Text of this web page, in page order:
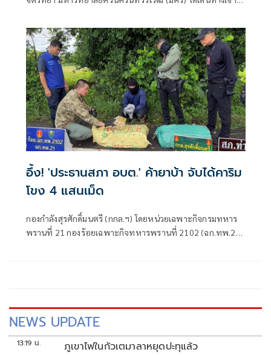
สอบแข่งขันเพื่อบรรจุบุคคลเข้ารับราชการองค์กรปกครองส่วน
ท้องถิ่น หลังถูกพนักงานสอบสวนออกหมายเรียก พร้อมพวก
13ราย โดยเจ้าตัวเดินทางเข้าหลังอาคารศูนย์รับแจ้งความ
บช.ก. เพื่อหลีกเลี่ยงกับสื่อมวลชน
อึ้ง! 'ประธานสภา อบต.' ค้ายาบ้า จับได้คาริม
โขง 4 แสนเม็ด
กองกำลังสุรศักดิ์มนตรี (กกล.ฯ) โดยหน่วยเฉพาะกิจกรมทหาร
พรานที่ 21 กองร้อยเฉพาะกิจทหารพรานที่ 2102 (ฉก.ทพ.21
NEWS UPDATE
13:19 น. ภูเขาไฟในกัวเตมาลาหยุดปะทุแล้ว